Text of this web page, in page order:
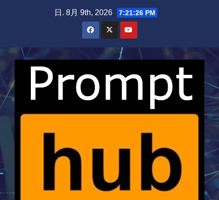
日. 8月 9th, 2026 7:21:27 PM